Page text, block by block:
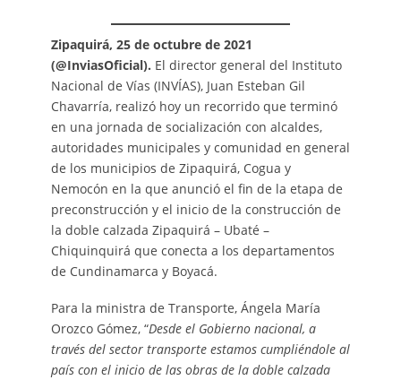
Zipaquirá, 25 de octubre de 2021
(@InviasOficial). El director general del Instituto
Nacional de Vías (INVÍAS), Juan Esteban Gil
Chavarría, realizó hoy un recorrido que terminó
en una jornada de socialización con alcaldes,
autoridades municipales y comunidad en general
de los municipios de Zipaquirá, Cogua y
Nemocón en la que anunció el fin de la etapa de
preconstrucción y el inicio de la construcción de
la doble calzada Zipaquirá – Ubaté –
Chiquinquirá que conecta a los departamentos
de Cundinamarca y Boyacá.
Para la ministra de Transporte, Ángela María
Orozco Gómez, “Desde el Gobierno nacional, a
través del sector transporte estamos cumpliéndole al
país con el inicio de las obras de la doble calzada